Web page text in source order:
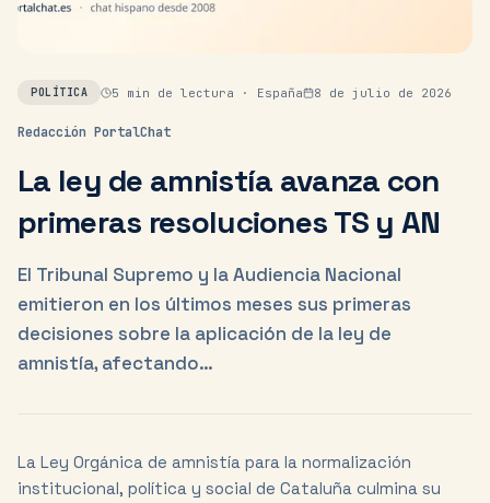
POLÍTICA 5 min de lectura · España 8 de julio de 2026
Redacción PortalChat
La ley de amnistía avanza con
primeras resoluciones TS y AN
El Tribunal Supremo y la Audiencia Nacional
emitieron en los últimos meses sus primeras
decisiones sobre la aplicación de la ley de
amnistía, afectando…
La Ley Orgánica de amnistía para la normalización
institucional, política y social de Cataluña culmina su